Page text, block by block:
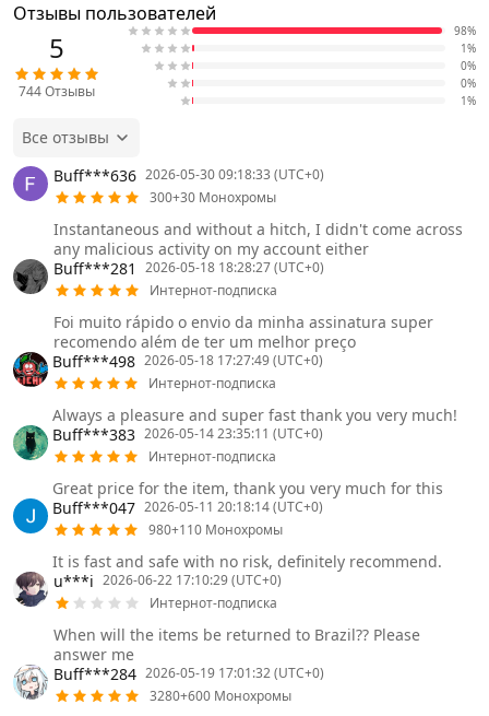
Отзывы пользователей
5
744Отзывы
98%
1%
0%
0%
1%
Все отзывы
Buff***636 2026-05-30 09:18:33 (UTC+0)
300+30 Монохромы
Instantaneous and without a hitch, I didn't come across
any malicious activity on my account either
Buff***281
2026-05-18 18:28:27 (UTC+0)
Интернот-подписка
Foi muito rápido o envio da minha assinatura super
recomendo além de ter um melhor preço
Buff***498 2026-05-18 17:27:49 (UTC+0)
Интернот-подписка
Always a pleasure and super fast thank you very much!
Buff***383 2026-05-14 23:35:11 (UTC+0)
Интернот-подписка
Great price for the item, thank you very much for this
Buff***047 2026-05-11 20:18:14 (UTC+0)
980+110 Монохромы
It is fast and safe with no risk, definitely recommend.
u***i 2026-06-22 17:10:29 (UTC+0)
Интернот-подписка
When will the items be returned to Brazil?? Please
answer me
Buff***284 2026-05-19 17:01:32 (UTC+0)
3280+600 Монохромы